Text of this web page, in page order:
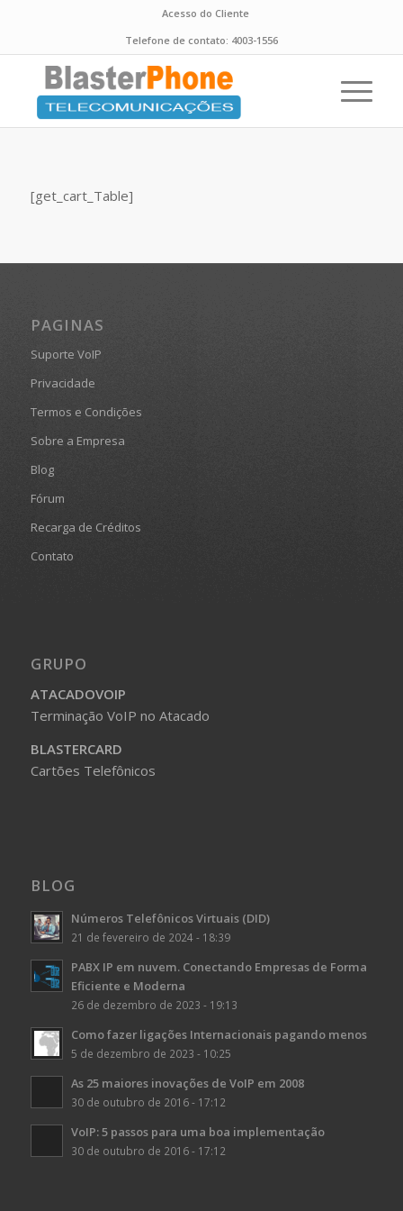
Acesso do Cliente
Telefone de contato: 4003-1556
[get_cart_Table]
PAGINAS
Suporte VoIP
Privacidade
Termos e Condições
Sobre a Empresa
Blog
Fórum
Recarga de Créditos
Contato
GRUPO
ATACADOVOIP
Terminação VoIP no Atacado
BLASTERCARD
Cartões Telefônicos
BLOG
Números Telefônicos Virtuais (DID)
21 de fevereiro de 2024 - 18:39
PABX IP em nuvem. Conectando Empresas de Forma
Eficiente e Moderna
26 de dezembro de 2023 - 19:13
Como fazer ligações Internacionais pagando menos
5 de dezembro de 2023 - 10:25
As 25 maiores inovações de VoIP em 2008
30 de outubro de 2016 - 17:12
VoIP: 5 passos para uma boa implementação
30 de outubro de 2016 - 17:12